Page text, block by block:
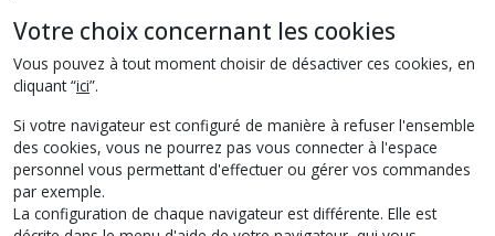
Votre choix concernant les cookies
Vous pouvez à tout moment choisir de désactiver ces cookies, en
cliquant “ici”.
Si votre navigateur est configuré de manière à refuser l'ensemble
des cookies, vous ne pourrez pas vous connecter à l'espace
personnel vous permettant d'effectuer ou gérer vos commandes
par exemple.
La configuration de chaque navigateur est différente. Elle est